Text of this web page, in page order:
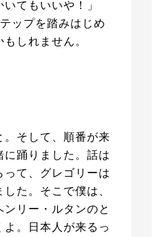
てもいいや！」
ップを踏みはじめ
もしれません。
。そして、順番が来
踊りました。話は
て、グレゴリーは
た。そこで僕は、
リー・ルタンのと
。日本人が来るっ